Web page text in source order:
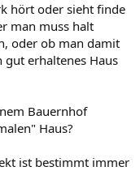
hört oder sieht finde
man muss halt
oder ob man damit
erhaltenes Haus
Bauernhof
Haus?
ist bestimmt immer